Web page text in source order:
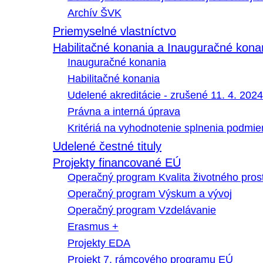
Archív ŠVK
Priemyselné vlastníctvo
Habilitačné konania a Inauguračné
Inauguračné konania
Habilitačné konania
Udelené akreditácie - zrušené 11. 4. 2024
Právna a interná úprava
Kritériá na vyhodnotenie splnenia
Udelené čestné tituly
Projekty financované EÚ
Operačný program Kvalita životného
Operačný program Výskum a vývoj
Operačný program Vzdelávanie
Erasmus +
Projekty EDA
Projekt 7. rámcového programu EÚ